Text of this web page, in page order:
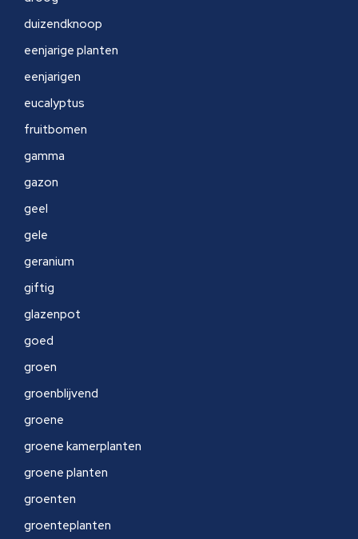
duizendknoop
eenjarige planten
eenjarigen
eucalyptus
fruitbomen
gamma
gazon
geel
gele
geranium
giftig
glazenpot
goed
groen
groenblijvend
groene
groene kamerplanten
groene planten
groenten
groenteplanten